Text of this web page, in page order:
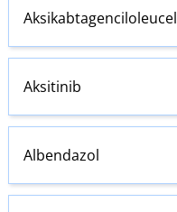
Aksikabtagenciloleucel
Aksitinib
Albendazol